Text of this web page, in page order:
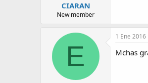
CIARAN
New member
E
1 Ene 2016
Mchas